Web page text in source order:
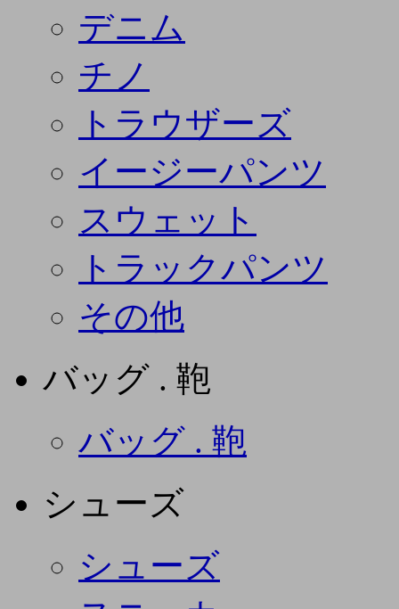
デニム
チノ
トラウザーズ
イージーパンツ
スウェット
トラックパンツ
その他
バッグ . 鞄
バッグ . 鞄
シューズ
シューズ